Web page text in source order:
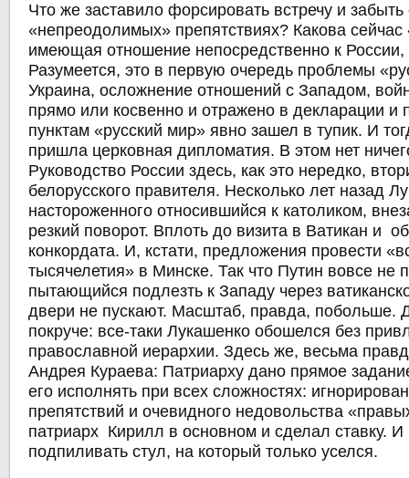
Что же заставило форсировать встречу и забыть
«непреодолимых» препятствиях? Какова
имеющая отношение непосредственно к
Разумеется, это в первую очередь проблемы
Украина, осложнение отношений с Западом,
прямо или косвенно и отражено в декларации и
пунктам «русский мир» явно зашел в тупик. И
пришла церковная дипломатия. В этом нет
Руководство России здесь, как это нередко,
белорусского правителя. Несколько лет назад
настороженного относившийся к католиком,
резкий поворот. Вплоть до визита в Ватикан и
конкордата. И, кстати, предложения провести
тысячелетия» в Минске. Так что Путин вовсе не
пытающийся подлезть к Западу через
двери не пускают. Масштаб, правда, побольше.
покруче: все-таки Лукашенко обошелся без
православной иерархии. Здесь же, весьма
Андрея Кураева: Патриарху дано прямое
его исполнять при всех сложностях:
препятствий и очевидного недовольства
патриарх Кирилл в основном и сделал ставку. И
подпиливать стул, на который только уселся.